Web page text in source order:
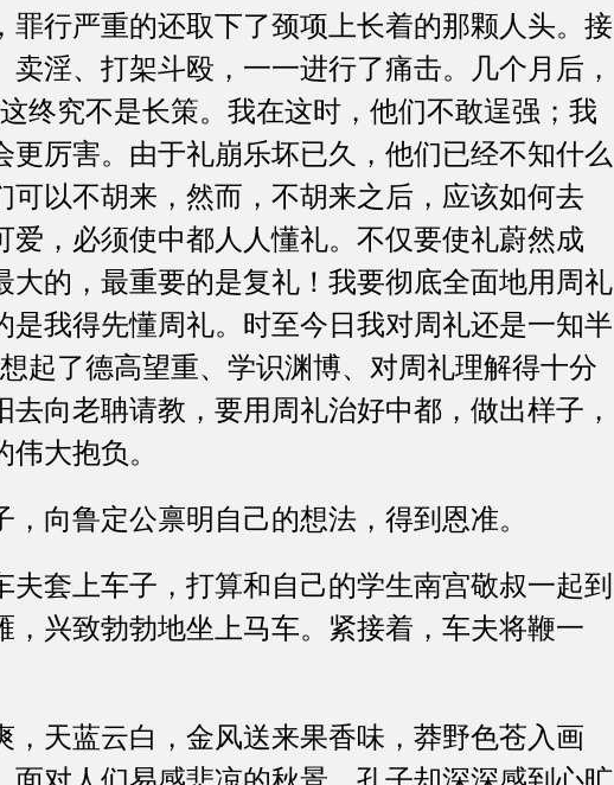
行严重的还取下了颈项上长着的那颗人头。接
淫、打架斗殴，一一进行了痛击。几个月后，
终究不是长策。我在这时，他们不敢逞强；我
厉害。由于礼崩乐坏已久，他们已经不知什么
可以不胡来，然而，不胡来之后，应该如何去
，必须使中都人人懂礼。不仅要使礼蔚然成
大的，最重要的是复礼！我要彻底全面地用周礼
是我得先懂周礼。时至今日我对周礼还是一知半
起了德高望重、学识渊博、对周礼理解得十分
向老聃请教，要用周礼治好中都，做出样子，
大抱负。
鲁定公禀明自己的想法，得到恩准。
套上车子，打算和自己的学生南宫敬叔一起到
兴致勃勃地坐上马车。紧接着，车夫将鞭一
天蓝云白，金风送来果香味，莽野色苍入画